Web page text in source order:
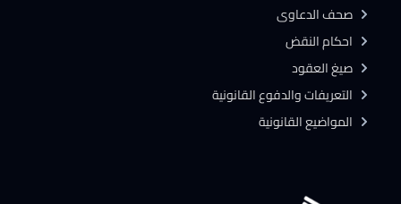
صحف الدعاوى
احكام النقض
صيغ العقود
التعريفات والدفوع القانونية
المواضيع القانونية